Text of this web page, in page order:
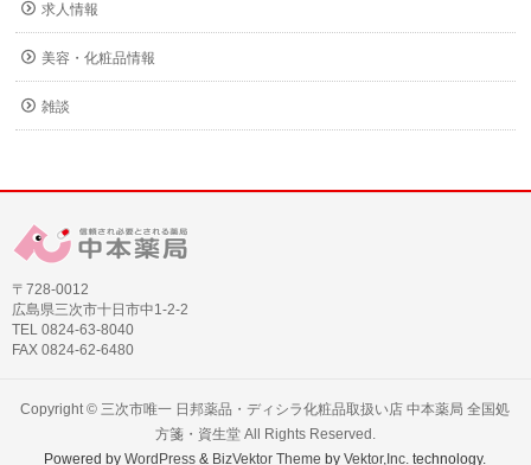
求人情報
美容・化粧品情報
雑談
〒728-0012
広島県三次市十日市中1-2-2
TEL 0824-63-8040
FAX 0824-62-6480
Copyright © 三次市唯一 日邦薬品・ディシラ化粧品取扱い店 中本薬局 全国処
方箋・資生堂All Rights Reserved.
Powered byWordPress & BizVektor Theme byVektor,Inc. technology.